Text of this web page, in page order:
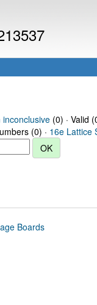
inconclusive(0) · Valid
(0) · 16e Lattice
Boards